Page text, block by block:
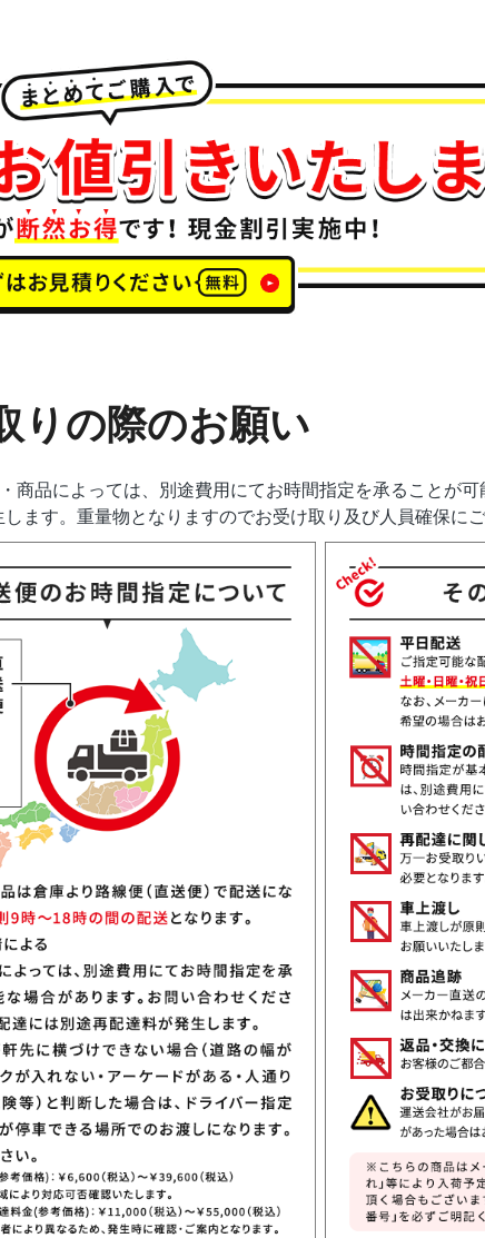
りの際のお願い
商品によっては、別途費用にてお時間指定を承ることが
ます。重量物となりますのでお受け取り及び人員確保に